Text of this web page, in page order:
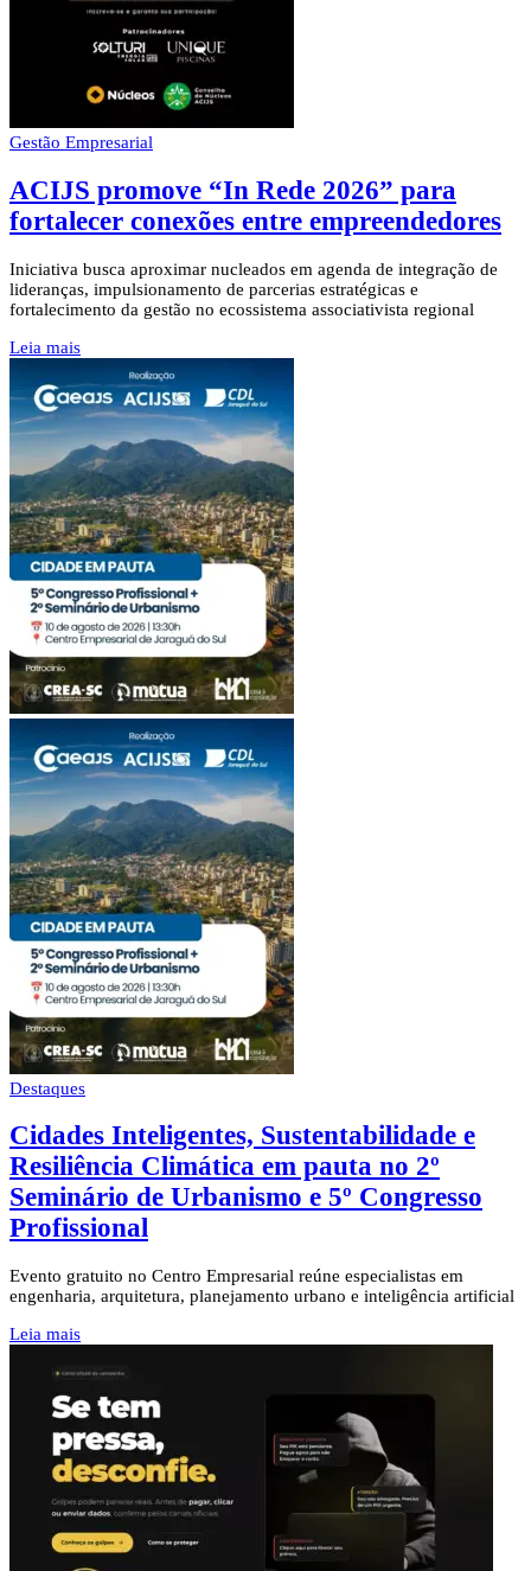
Gestão Empresarial
ACIJS promove “In Rede 2026” para
fortalecer conexões entre empreendedores
Iniciativa busca aproximar nucleados em agenda de integração de
lideranças, impulsionamento de parcerias estratégicas e
fortalecimento da gestão no ecossistema associativista regional
Leia mais
Destaques
Cidades Inteligentes, Sustentabilidade e
Resiliência Climática em pauta no 2º
Seminário de Urbanismo e 5º Congresso
Profissional
Evento gratuito no Centro Empresarial reúne especialistas em
engenharia, arquitetura, planejamento urbano e inteligência artificial
Leia mais